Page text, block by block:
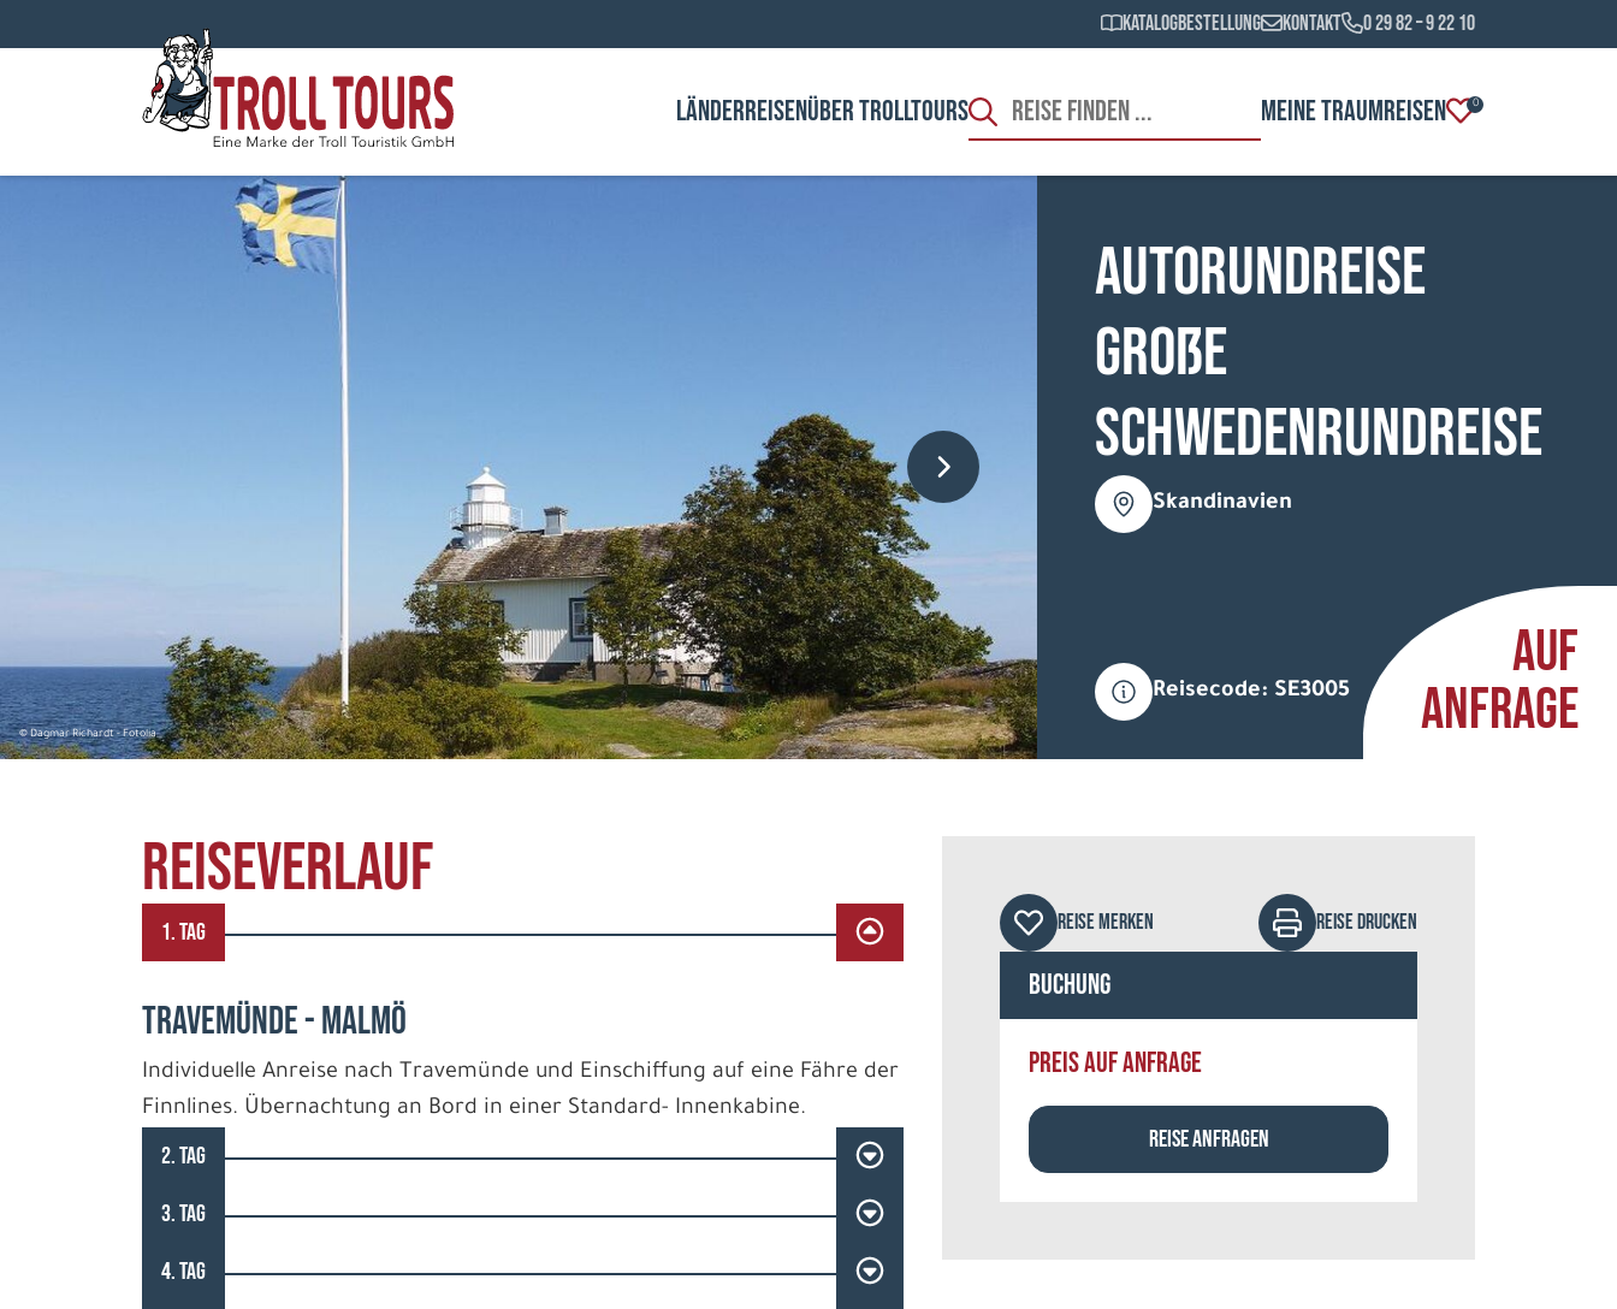
Katalogbestellung Kontakt 0 29 82 – 9 22 10
LÄNDERREISENÜBER TROLLTOURS MEINE TRAUMREISEN 0
© Dagmar Richardt - Fotolia
Autorundreise
Große
Schwedenrundreise
Skandinavien
Reisecode: SE3005
AUF
ANFRAGE
REISEVERLAUF
1. TAG
TRAVEMÜNDE - MALMÖ
Individuelle Anreise nach Travemünde und Einschiffung auf eine Fähre der
Finnlines. Übernachtung an Bord in einer Standard- Innenkabine.
2. TAG
3. TAG
4. TAG
REISE MERKEN REISE DRUCKEN
Buchung
PREIS AUF ANFRAGE
REISE ANFRAGEN